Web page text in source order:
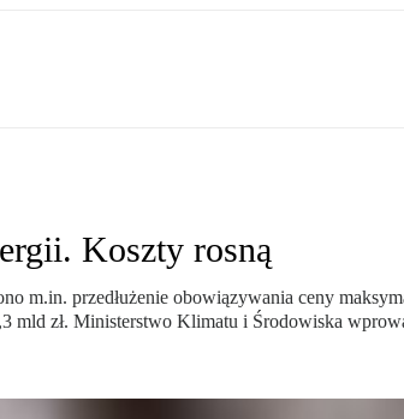
Koszty rosną
m.in. przedłużenie obowiązywania ceny
zł. Ministerstwo Klimatu i Środowiska